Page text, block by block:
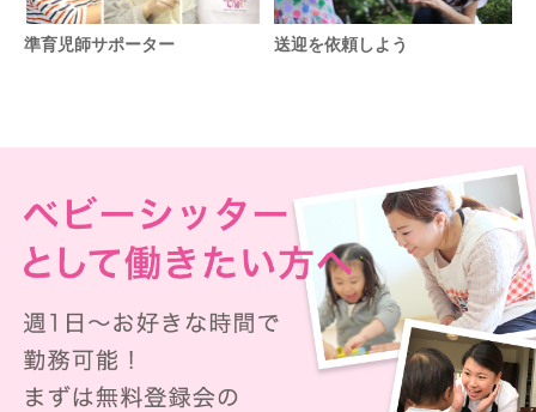
準育児師サポーター 送迎を依頼しよう